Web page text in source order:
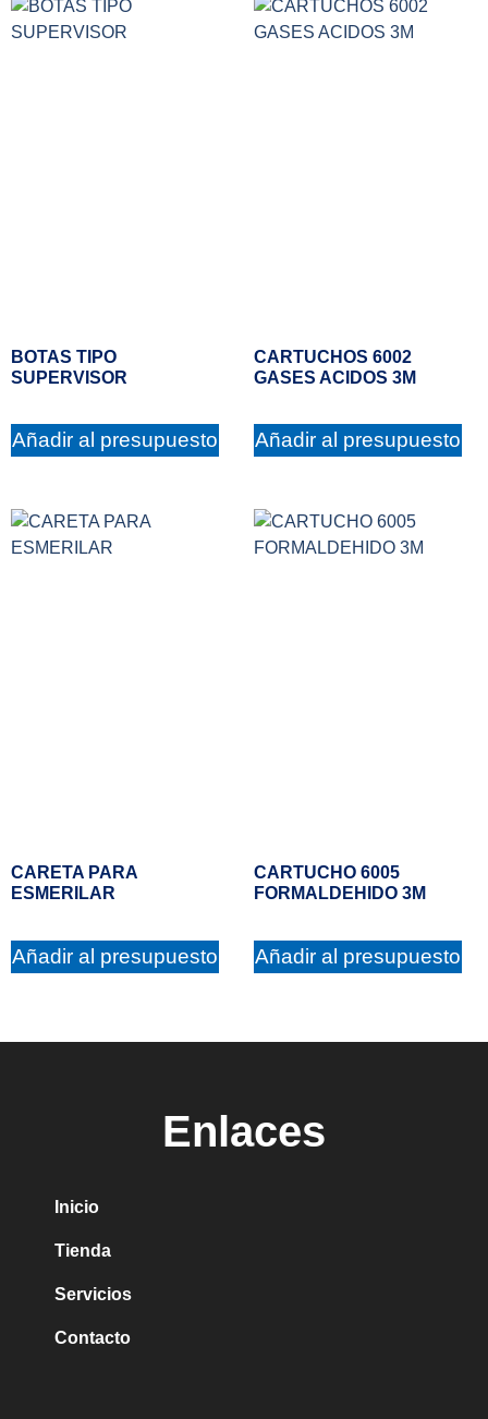
BOTAS TIPO
SUPERVISOR
Añadir al presupuesto
CARTUCHOS 6002
GASES ACIDOS 3M
Añadir al presupuesto
CARETA PARA
ESMERILAR
Añadir al presupuesto
CARTUCHO 6005
FORMALDEHIDO 3M
Añadir al presupuesto
Enlaces
Inicio
Tienda
Servicios
Contacto